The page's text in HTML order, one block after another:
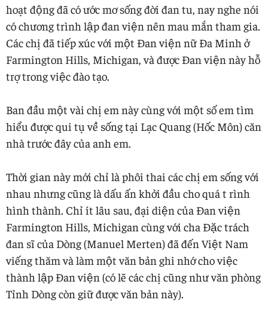
hoạt động đã có ước mơ sống đời đan tu, nay nghe nói
có chương trình lập đan viện nên mau mắn tham gia.
Các chị đã tiếp xúc với một Đan viện nữ Đa Minh ở
Farmington Hills, Michigan, và được Đan viện này hỗ
trợ trong việc đào tạo.
Ban đầu một vài chị em này cùng với một số em tìm
hiểu được qui tụ về sống tại Lạc Quang (Hốc Môn) căn
nhà trước đây của anh em.
Thời gian này mới chỉ là phôi thai các chị em sống với
nhau nhưng cũng là dấu ấn khởi đầu cho quá t rình
hình thành. Chỉ ít lâu sau, đại diện của Đan viện
Farmington Hills, Michigan cùng với cha Đặc trách
đan sĩ của Dòng (Manuel Merten) đã đến Việt Nam
viếng thăm và làm một văn bản ghi nhớ cho việc
thành lập Đan viện (có lẽ các chị cũng như văn phòng
Tỉnh Dòng còn giữ được văn bản này).